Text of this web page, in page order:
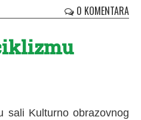
0 KOMENTARA
sаli Kulturno obrаzovnog